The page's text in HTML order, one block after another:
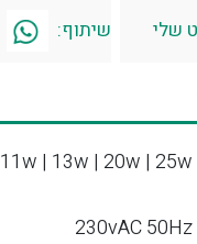
שלי שיתוף:
11w | 13w | 20w | 25w
230vAC 50Hz